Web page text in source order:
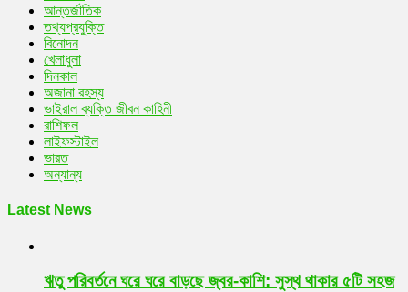
আন্তর্জাতিক
তথ্যপ্রযুক্তি
বিনোদন
খেলাধুলা
দিনকাল
অজানা রহস্য
ভাইরাল ব্যক্তি জীবন কাহিনী
রাশিফল
লাইফস্টাইল
ভারত
অন্যান্য
Latest News
ঋতু পরিবর্তনে ঘরে ঘরে বাড়ছে জ্বর-কাশি: সুস্থ থাকার ৫টি সহজ